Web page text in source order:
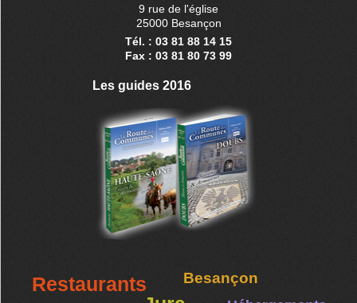
9 rue de l'église
25000 Besançon
Tél. : 03 81 88 14 15
Fax : 03 81 80 73 99
Les guides 2016
Restaurants Besançon